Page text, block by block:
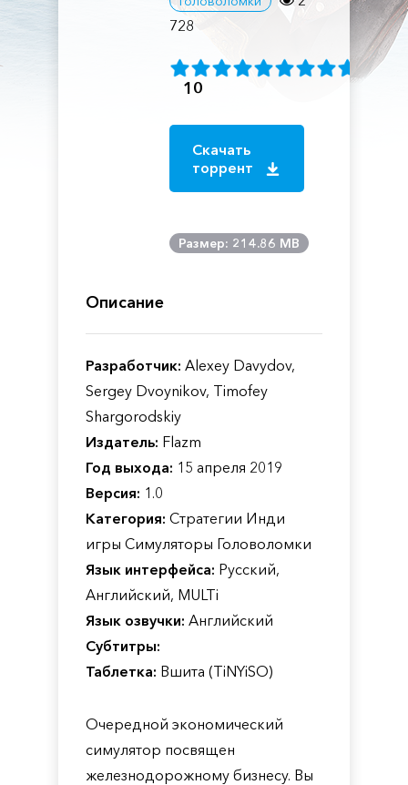
728
10
Скачать
торрент
Размер: 214.86 MB
Описание
Разработчик: Alexey Davydov,
Sergey Dvoynikov, Timofey
Shargorodskiy
Издатель: Flazm
Год выхода: 15 апреля 2019
Версия: 1.0
Категория: Стратегии Инди
игры Симуляторы Головоломки
Язык интерфейса: Русский,
Английский, MULTi
Язык озвучки: Английский
Субтитры:
Таблетка: Вшита (TiNYiSO)
Очередной экономический
симулятор посвящен
железнодорожному бизнесу. Вы